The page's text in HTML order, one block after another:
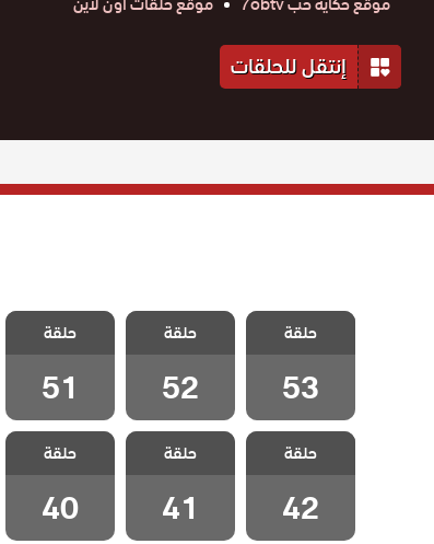
إنتقل للحلقات
مسلسل اضنالي
الحلقة 53
والاخيرة
حلقة
53
مسلسل اضنالي
الحلقة 52
حلقة
52
مسلسل اضنالي
الحلقة 51
حلقة
51
مسلسل اضنالي
الحلقة 42
حلقة
42
مسلسل اضنالي
الحلقة 41
حلقة
41
مسلسل اضنالي
الحلقة 40
حلقة
40